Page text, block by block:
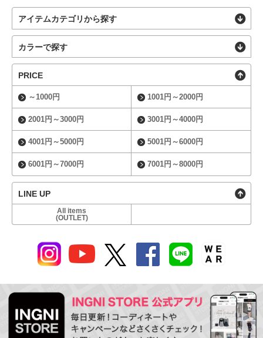
アイテムカテゴリから探す
カラーで探す
PRICE
～1000円 1001円～2000円
2001円～3000円 3001円～4000円
4001円～5000円 5001円～6000円
6001円～7000円 7001円～8000円
LINE UP
All items
(OUTLET)